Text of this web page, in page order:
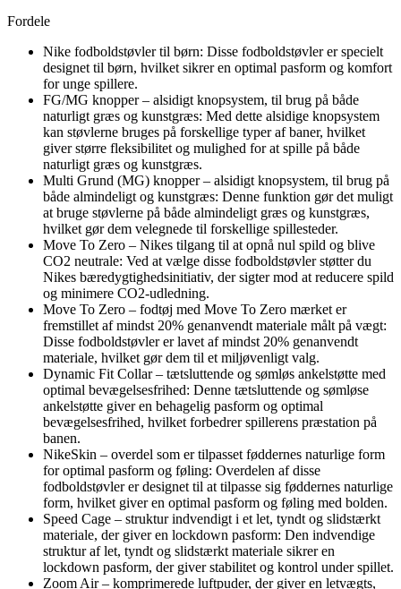
Fordele
Nike fodboldstøvler til børn: Disse fodboldstøvler er specielt
designet til børn, hvilket sikrer en optimal pasform og komfort
for unge spillere.
FG/MG knopper – alsidigt knopsystem, til brug på både
naturligt græs og kunstgræs: Med dette alsidige knopsystem
kan støvlerne bruges på forskellige typer af baner, hvilket
giver større fleksibilitet og mulighed for at spille på både
naturligt græs og kunstgræs.
Multi Grund (MG) knopper – alsidigt knopsystem, til brug på
både almindeligt og kunstgræs: Denne funktion gør det muligt
at bruge støvlerne på både almindeligt græs og kunstgræs,
hvilket gør dem velegnede til forskellige spillesteder.
Move To Zero – Nikes tilgang til at opnå nul spild og blive
CO2 neutrale: Ved at vælge disse fodboldstøvler støtter du
Nikes bæredygtighedsinitiativ, der sigter mod at reducere spild
og minimere CO2-udledning.
Move To Zero – fodtøj med Move To Zero mærket er
fremstillet af mindst 20% genanvendt materiale målt på vægt:
Disse fodboldstøvler er lavet af mindst 20% genanvendt
materiale, hvilket gør dem til et miljøvenligt valg.
Dynamic Fit Collar – tætsluttende og sømløs ankelstøtte med
optimal bevægelsesfrihed: Denne tætsluttende og sømløse
ankelstøtte giver en behagelig pasform og optimal
bevægelsesfrihed, hvilket forbedrer spillerens præstation på
banen.
NikeSkin – overdel som er tilpasset føddernes naturlige form
for optimal pasform og føling: Overdelen af disse
fodboldstøvler er designet til at tilpasse sig føddernes naturlige
form, hvilket giver en optimal pasform og føling med bolden.
Speed Cage – struktur indvendigt i et let, tyndt og slidstærkt
materiale, der giver en lockdown pasform: Den indvendige
struktur af let, tyndt og slidstærkt materiale sikrer en
lockdown pasform, der giver stabilitet og kontrol under spillet.
Zoom Air – komprimerede luftpuder, der giver en letvægts,